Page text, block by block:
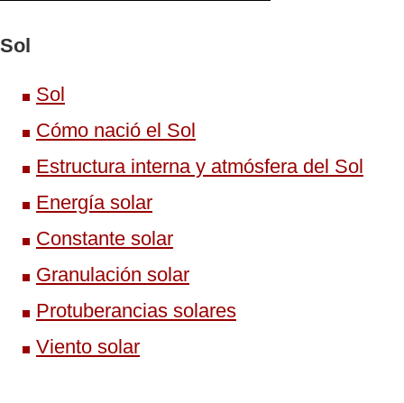
Sol
Sol
Cómo nació el Sol
Estructura interna y atmósfera del Sol
Energía solar
Constante solar
Granulación solar
Protuberancias solares
Viento solar